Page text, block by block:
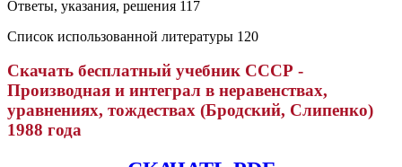
Ответы, указания, решения 117
Список использованной литературы 120
Скачать бесплатный учебник СССР -
Производная и интеграл в неравенствах,
уравнениях, тождествах (Бродский, Слипенко)
1988 года